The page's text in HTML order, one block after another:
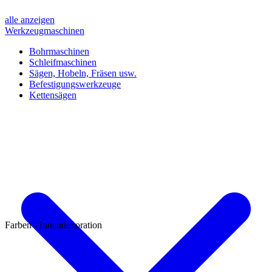
alle anzeigen
Werkzeugmaschinen
Bohrmaschinen
Schleifmaschinen
Sägen, Hobeln, Fräsen usw.
Befestigungswerkzeuge
Kettensägen
Farben - Innendekoration